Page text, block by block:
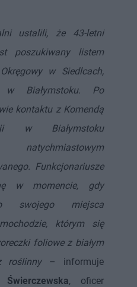
ustalili, że 43-letni
poszukiwany listem
w Siedlcach,
w Białymstoku. Po
kontaktu z Komendą
w Białymstoku
Funkcjonariusze
w momencie, gdy
swojego miejsca
którym się
foliowe z białym
roślinny– informuje
, oficer